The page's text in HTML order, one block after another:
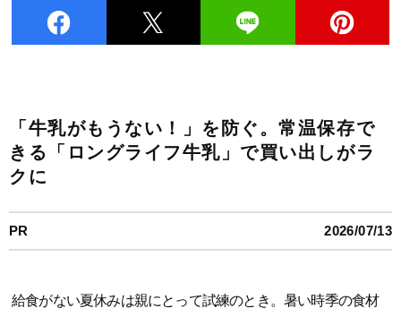
「牛乳がもうない！」を防ぐ。常温保存で
きる「ロングライフ牛乳」で買い出しがラ
クに
PR 2026/07/13
給食がない夏休みは親にとって試練のとき。暑い時季の食材